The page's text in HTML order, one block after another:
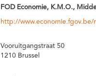
FOD Economie, K.M.O.,
http://www.economie.fgov.be/
Vooruitgangstraat 50
1210 Brussel